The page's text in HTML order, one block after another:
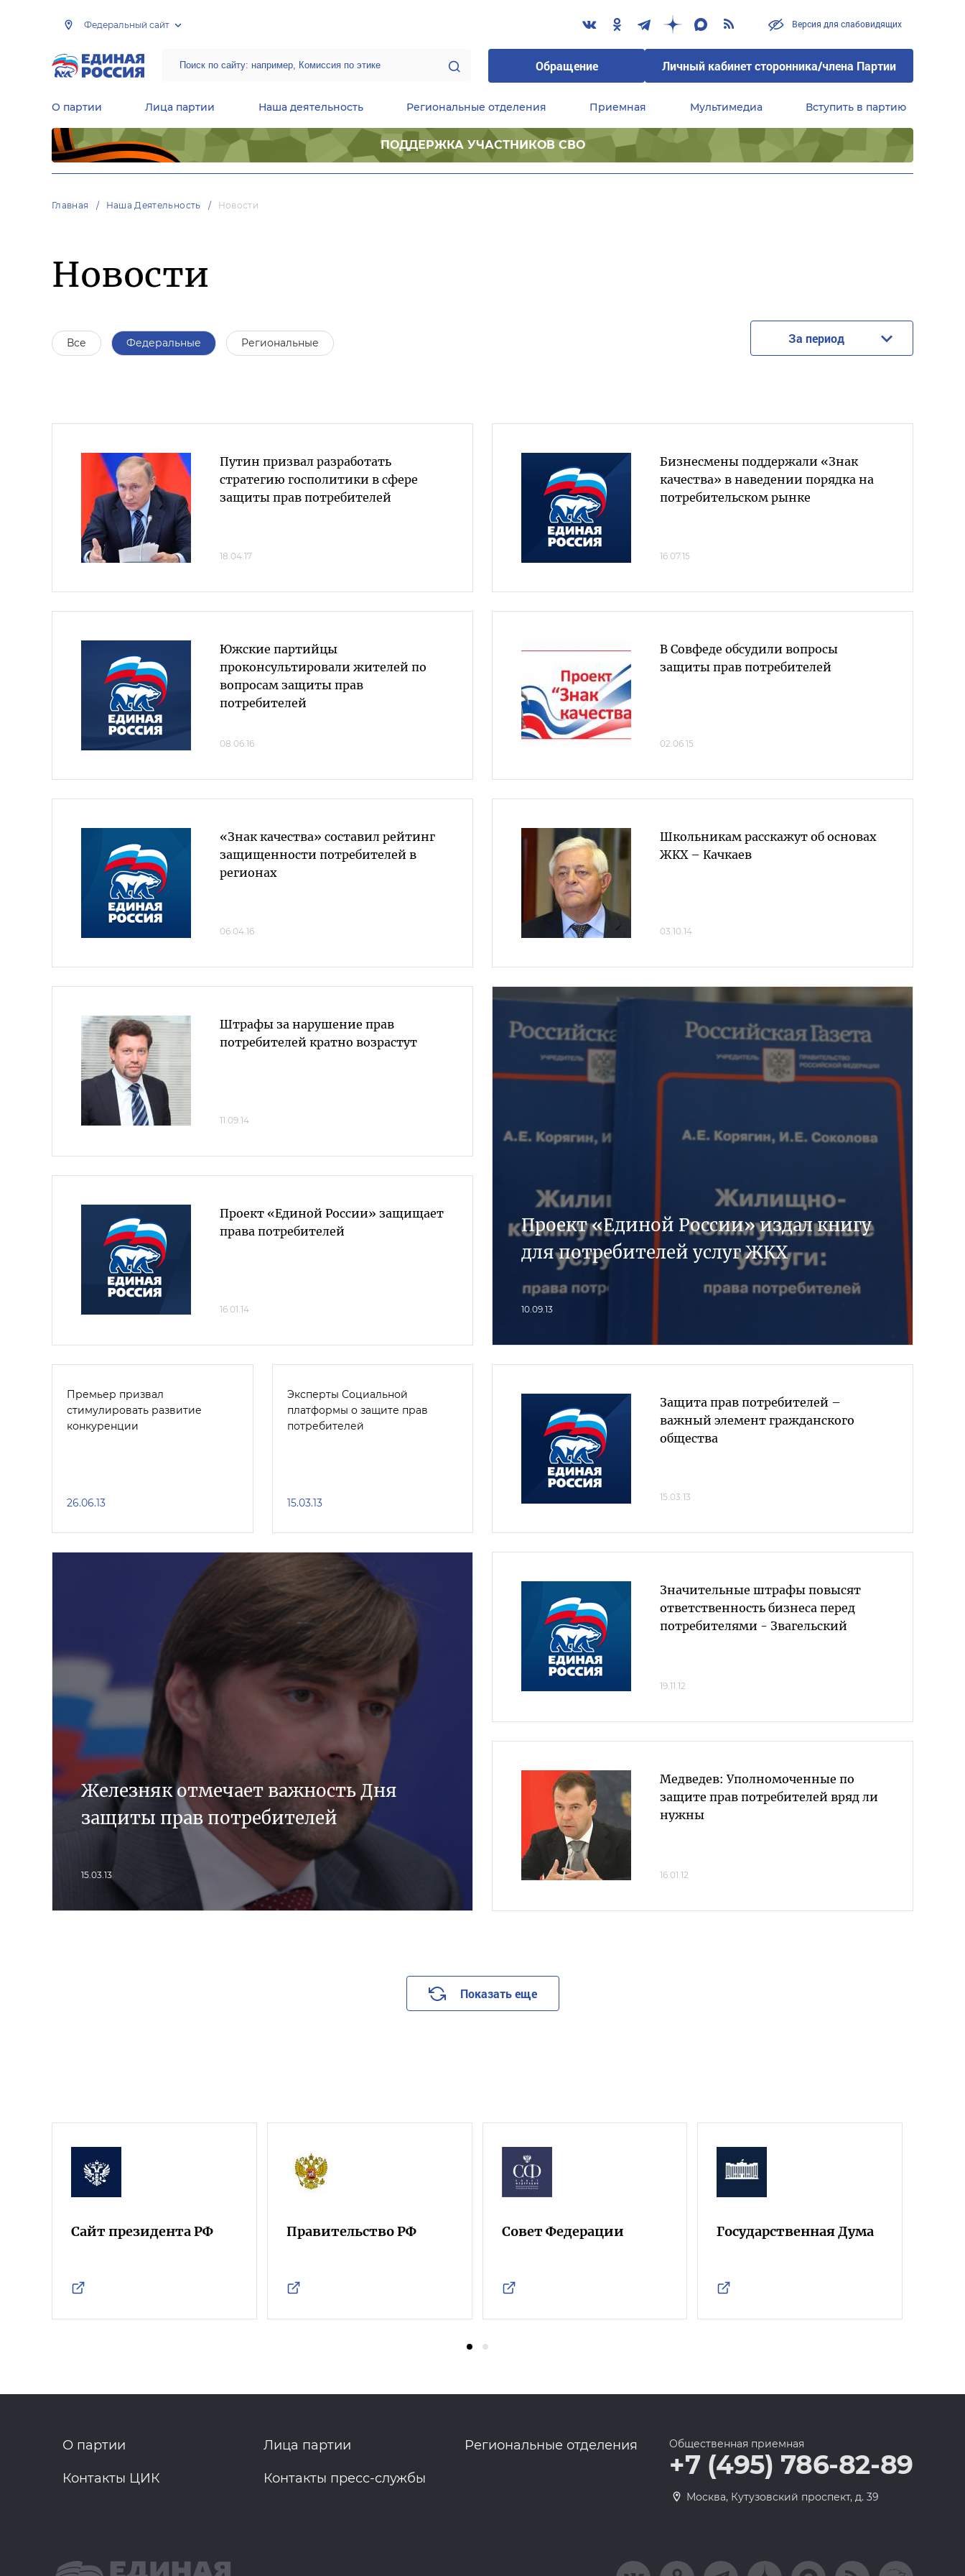
Федеральный сайт Версия для слабовидящих
Обращение Личный кабинет сторонника/члена Партии
О партии Лица партии Наша деятельность Региональные отделения Приемная Мультимедиа Вступить в партию
ПОДДЕРЖКА УЧАСТНИКОВ СВО
Главная Наша Деятельность Новости
Новости
Все Федеральные Региональные За период
Путин призвал разработать
стратегию госполитики в сфере
защиты прав потребителей
18.04.17
Южские партийцы
проконсультировали жителей по
вопросам защиты прав
потребителей
08.06.16
«Знак качества» составил рейтинг
защищенности потребителей в
регионах
06.04.16
Бизнесмены поддержали «Знак
качества» в наведении порядка на
потребительском рынке
16.07.15
В Совфеде обсудили вопросы
защиты прав потребителей
02.06.15
Школьникам расскажут об основах
ЖКХ – Качкаев
03.10.14
Штрафы за нарушение прав
потребителей кратно возрастут
11.09.14
Проект «Единой России» защищает
права потребителей
16.01.14
Проект «Единой России» издал книгу
для потребителей услуг ЖКХ
10.09.13
Премьер призвал
стимулировать развитие
конкуренции
26.06.13
Эксперты Социальной
платформы о защите прав
потребителей
15.03.13
Защита прав потребителей –
важный элемент гражданского
общества
15.03.13
Железняк отмечает важность Дня
защиты прав потребителей
15.03.13
Значительные штрафы повысят
ответственность бизнеса перед
потребителями - Звагельский
19.11.12
Медведев: Уполномоченные по
защите прав потребителей вряд ли
нужны
16.01.12
Показать еще
Сайт президента РФ Правительство РФ Совет Федерации Государственная Дума
О партии Лица партии Региональные отделения
Контакты ЦИК Контакты пресс-службы
Общественная приемная
+7 (495) 786-82-89
Москва, Кутузовский проспект, д. 39